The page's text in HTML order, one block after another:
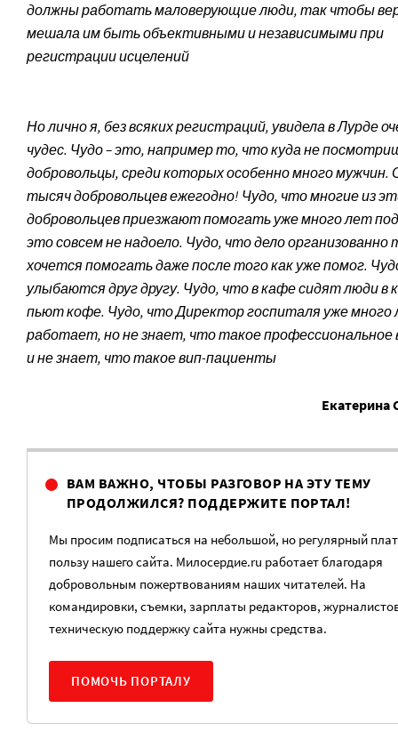
должны работать маловерующие люди, так чтобы
мешала им быть объективными и независимыми при
регистрации исцелений
Но лично я, без всяких регистраций, увидела в Лурде
чудес. Чудо – это, например то, что куда не
добровольцы, среди которых особенно много мужчин.
тысяч добровольцев ежегодно! Чудо, что многие из
добровольц­ев приезжают помогать уже много лет
это совсем не надоело. Чудо, что дело организованно
хочется помогать даже после того как уже помог.
улыбаются друг другу. Чудо, что в кафе сидят люди в
пьют кофе. Чудо, что Директор госпиталя уже много
работает, но не знает, что такое профессиональное
и не знает, что такое вип-пациенты
ВАМ ВАЖНО, ЧТОБЫ РАЗГОВОР НА ЭТУ ТЕМУ
ПРОДОЛЖИЛСЯ? ПОДДЕРЖИТЕ ПОРТАЛ!
Мы просим подписаться на небольшой, но регулярный
пользу нашего сайта. Милосердие.ru работает благодаря
добровольным пожертвованиям наших читателей. На
командировки, съемки, зарплаты редакторов,
техническую поддержку сайта нужны средства.
ПОМОЧЬ ПОРТАЛУ